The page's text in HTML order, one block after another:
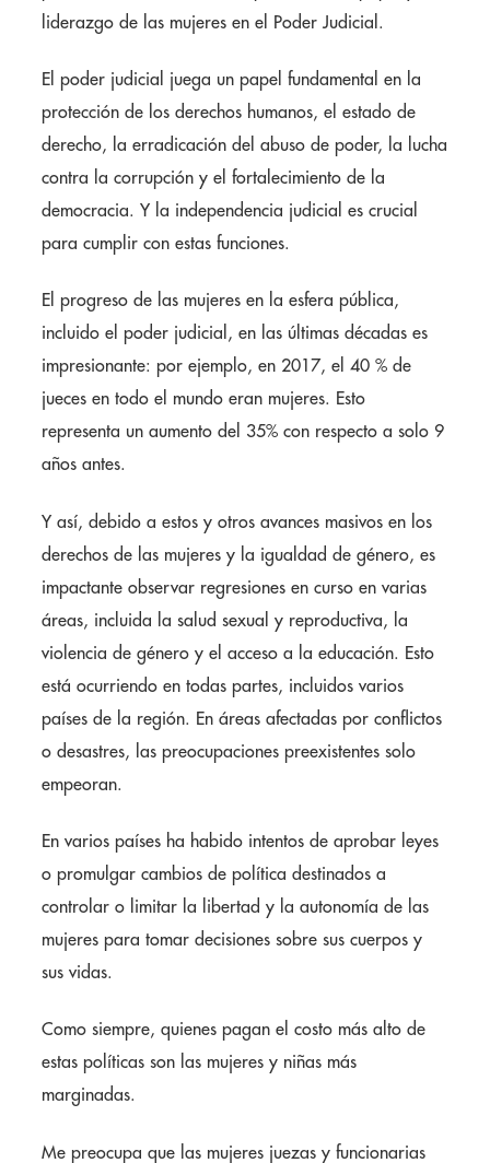
liderazgo de las mujeres en el Poder Judicial.
El poder judicial juega un papel fundamental en la
protección de los derechos humanos, el estado de
derecho, la erradicación del abuso de poder, la lucha
contra la corrupción y el fortalecimiento de la
democracia. Y la independencia judicial es crucial
para cumplir con estas funciones.
El progreso de las mujeres en la esfera pública,
incluido el poder judicial, en las últimas décadas es
impresionante: por ejemplo, en 2017, el 40 % de
jueces en todo el mundo eran mujeres. Esto
representa un aumento del 35% con respecto a solo 9
años antes.
Y así, debido a estos y otros avances masivos en los
derechos de las mujeres y la igualdad de género, es
impactante observar regresiones en curso en varias
áreas, incluida la salud sexual y reproductiva, la
violencia de género y el acceso a la educación. Esto
está ocurriendo en todas partes, incluidos varios
países de la región. En áreas afectadas por conflictos
o desastres, las preocupaciones preexistentes solo
empeoran.
En varios países ha habido intentos de aprobar leyes
o promulgar cambios de política destinados a
controlar o limitar la libertad y la autonomía de las
mujeres para tomar decisiones sobre sus cuerpos y
sus vidas.
Como siempre, quienes pagan el costo más alto de
estas políticas son las mujeres y niñas más
marginadas.
Me preocupa que las mujeres juezas y funcionarias